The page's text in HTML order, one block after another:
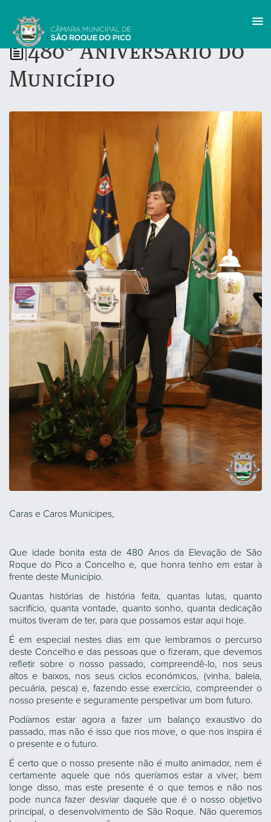
480º Aniversário do
Município
Caras e Caros Munícipes,
Que idade bonita esta de 480 Anos da Elevação de São
Roque do Pico a Concelho e, que honra tenho em estar à
frente deste Município.
Quantas histórias de história feita, quantas lutas, quanto
sacrifício, quanta vontade, quanto sonho, quanta dedicação
muitos tiveram de ter, para que possamos estar aqui hoje.
É em especial nestes dias em que lembramos o percurso
deste Concelho e das pessoas que o fizeram, que devemos
refletir sobre o nosso passado, compreendê-lo, nos seus
altos e baixos, nos seus ciclos económicos, (vinha, baleia,
pecuária, pesca) e, fazendo esse exercício, compreender o
nosso presente e seguramente perspetivar um bom futuro.
Podíamos estar agora a fazer um balanço exaustivo do
passado, mas não é isso que nos move, o que nos inspira é
o presente e o futuro.
É certo que o nosso presente não é muito animador, nem é
certamente aquele que nós queríamos estar a viver, bem
longe disso, mas este presente é o que temos e não nos
pode nunca fazer desviar daquele que é o nosso objetivo
principal, o desenvolvimento de São Roque. Não queremos